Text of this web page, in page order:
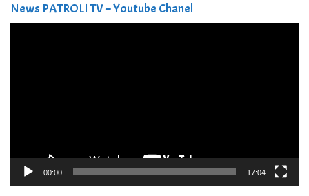
News PATROLI TV – Youtube Chanel
00:00 17:04